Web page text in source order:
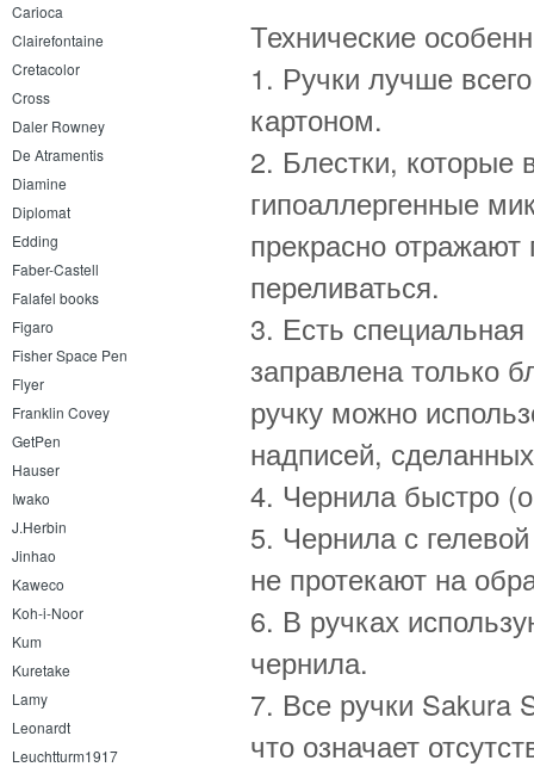
Carioca
Clairefontaine
Cretacolor
Cross
Daler Rowney
De Atramentis
Diamine
Diplomat
Edding
Faber-Castell
Falafel books
Figaro
Fisher Space Pen
Flyer
Franklin Covey
GetPen
Hauser
Iwako
J.Herbin
Jinhao
Kaweco
Koh-i-Noor
Kum
Kuretake
Lamy
Leonardt
Leuchtturm1917
Технические
1. Ручки лучше
картоном.
2. Блестки, которые
гипоаллергенные
прекрасно
переливаться.
3. Есть
заправлена только
ручку можно
надписей,
4. Чернила быстро
5. Чернила с
не протекают на
6. В ручках
чернила.
7. Все ручки Sakura
что означает